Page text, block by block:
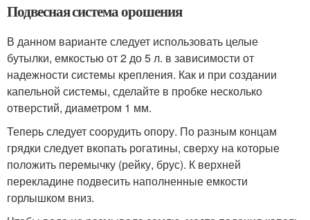
Подвесная система орошения
В данном варианте следует использовать целые
бутылки, емкостью от 2 до 5 л. в зависимости от
надежности системы крепления. Как и при создании
капельной системы, сделайте в пробке несколько
отверстий, диаметром 1 мм.
Теперь следует соорудить опору. По разным концам
грядки следует вкопать рогатины, сверху на которые
положить перемычку (рейку, брус). К верхней
перекладине подвесить наполненные емкости
горлышком вниз.